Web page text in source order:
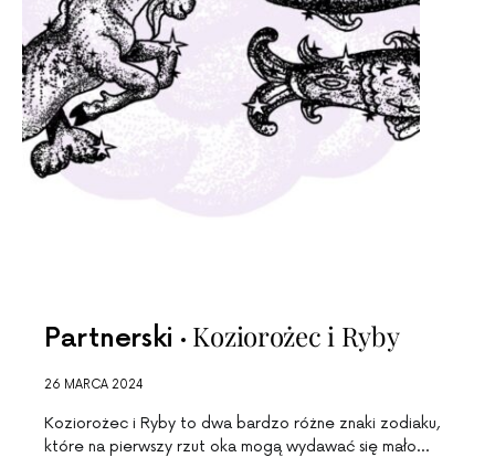
Partnerski Koziorożec i Ryby
26 MARCA 2024
Koziorożec i Ryby to dwa bardzo różne znaki zodiaku,
które na pierwszy rzut oka mogą wydawać się mało…